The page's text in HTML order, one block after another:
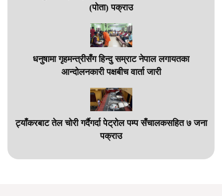
(पोता) पक्राउ
धनुषामा गृहमन्त्रीसँग हिन्दु सम्राट नेपाल लगायतका
आन्दोलनकारी पक्षबीच वार्ता जारी
ट्याँकरबाट तेल चोरी गर्दैगर्दा पेट्रोल पम्प सँचालकसहित ७ जना
पक्राउ